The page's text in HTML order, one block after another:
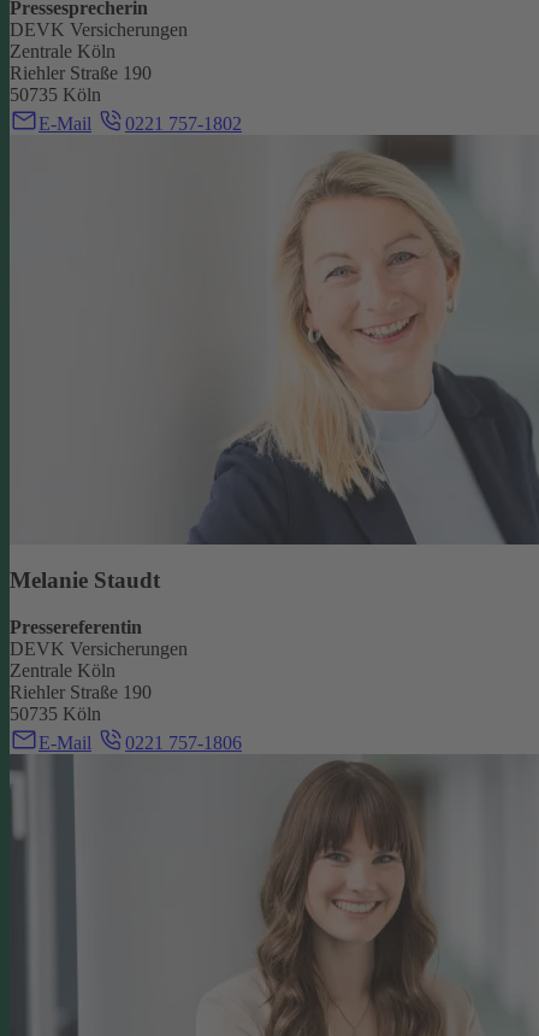
Pressesprecherin
DEVK Versicherungen
Zentrale Köln
Riehler Straße 190
50735 Köln
E-Mail
0221 757-1802
Melanie Staudt
Pressereferentin
DEVK Versicherungen
Zentrale Köln
Riehler Straße 190
50735 Köln
E-Mail
0221 757-1806